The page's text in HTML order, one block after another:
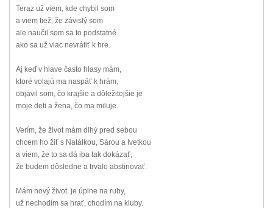
Teraz už viem, kde chybil som
a viem tiež, že závislý som
ale naučil som sa to podstatné
ako sa už viac nevrátiť k hre.
Aj keď v hlave často hlasy mám,
ktoré volajú ma naspäť k hrám,
objavil som, čo krajšie a dôležitejšie je
moje deti a žena, čo ma miluje.
Verím, že život mám dlhý pred sebou
chcem ho žiť s Natálkou, Sárou a Ivetkou
a viem, že to sa dá iba tak dokázať,
že budem dôsledne a trvalo abstinovať.
Mám nový život. je úplne na ruby,
už nechodím sa hrať, chodím na kluby.